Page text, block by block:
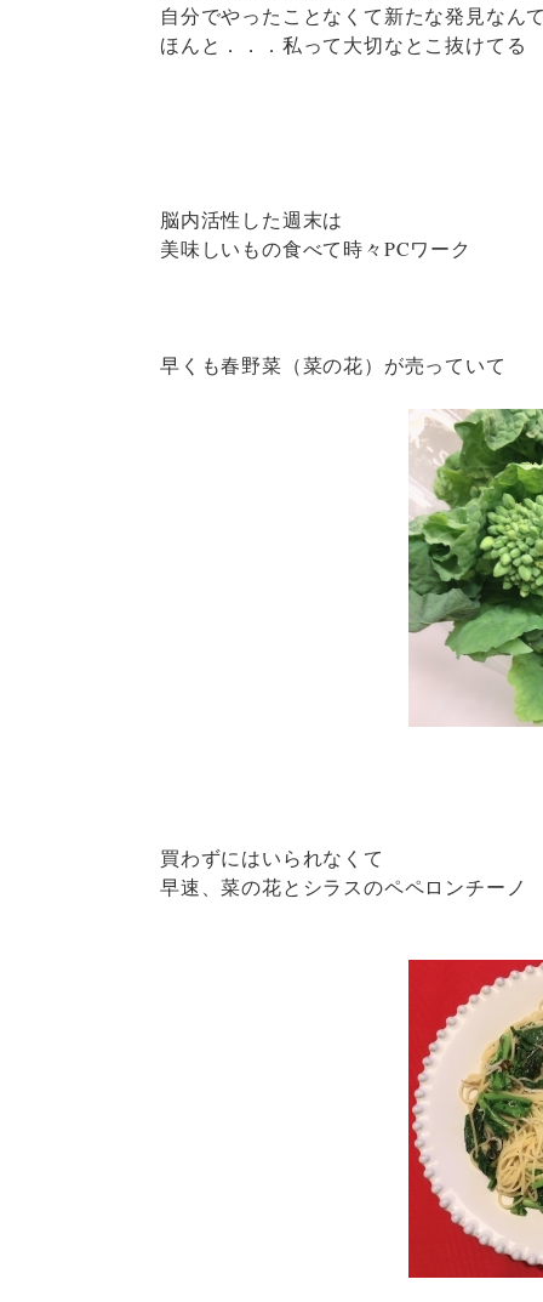
自分でやったことなくて新たな発見なんて
ほんと．．．私って大切なとこ抜けて
脳内活性した週末は
美味しいもの食べて時々PCワーク
早くも春野菜（菜の花）が売っていて
買わずにはいられなくて
早速、菜の花とシラスのペペロンチーノ